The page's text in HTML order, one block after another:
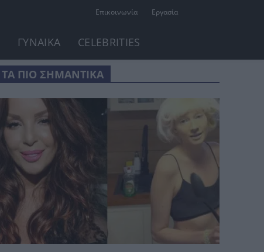
Επικοινωνία Εργασία
ΓΥΝΑΙΚΑ CELEBRITIES
ΤΑ ΠΙΟ ΣΗΜΑΝΤΙΚΑ